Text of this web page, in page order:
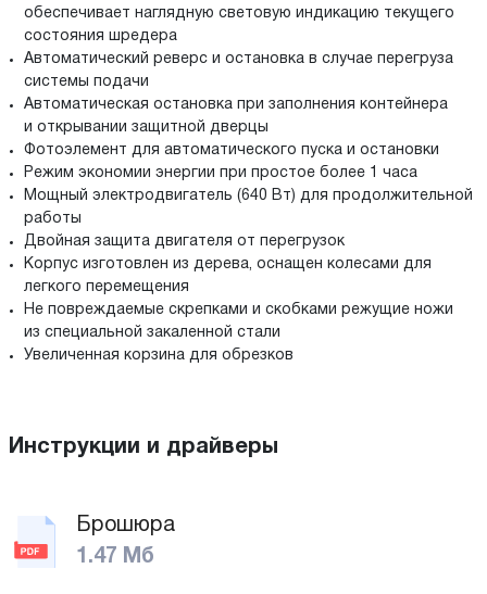
обеспечивает наглядную световую индикацию текущего
состояния шредера
Автоматический реверс и остановка в случае перегруза
системы подачи
Автоматическая остановка при заполнения контейнера
и открывании защитной дверцы
Фотоэлемент для автоматического пуска и остановки
Режим экономии энергии при простое более 1 часа
Мощный электродвигатель (640 Вт) для продолжительной
работы
Двойная защита двигателя от перегрузок
Корпус изготовлен из дерева, оснащен колесами для
легкого перемещения
Не повреждаемые скрепками и скобками режущие ножи
из специальной закаленной стали
Увеличенная корзина для обрезков
Инструкции и драйверы
Брошюра
1.47 Мб